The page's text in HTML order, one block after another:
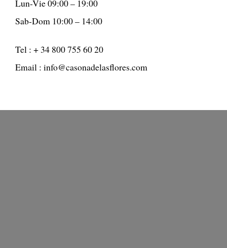
Lun-Vie 09:00 – 19:00
Sab-Dom 10:00 – 14:00
Tel : + 34 800 755 60 20
Email : info@casonadelasflores.com